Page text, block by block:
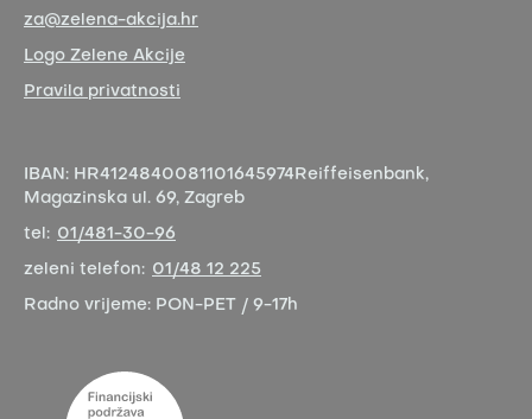
za@zelena-akcija.hr
Logo Zelene Akcije
Pravila privatnosti
IBAN: HR4124840081101645974 Reiffeisenbank,
Magazinska ul. 69, Zagreb
tel: 01/481-30-96
zeleni telefon: 01/48 12 225
Radno vrijeme: PON-PET / 9-17h